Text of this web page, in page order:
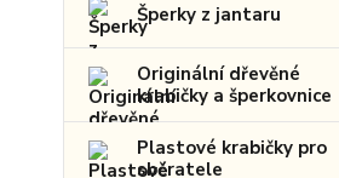
Šperky z jantaru
Originální dřevěné
krabičky a šperkovnice
Plastové krabičky pro
sběratele